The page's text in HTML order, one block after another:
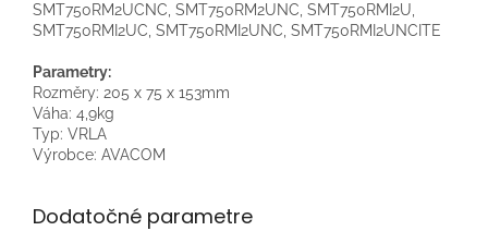
SMT750RM2UCNC, SMT750RM2UNC, SMT750RMI2U,
SMT750RMI2UC, SMT750RMI2UNC, SMT750RMI2UNCITE
Parametry:
Rozměry: 205 x 75 x 153mm
Váha: 4,9kg
Typ: VRLA
Výrobce: AVACOM
Dodatočné parametre